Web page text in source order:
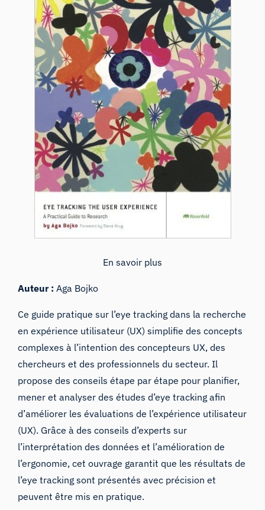
En savoir plus
Auteur :Aga Bojko
Ce guide pratique sur l’eye tracking dans la recherche
en expérience utilisateur (UX) simplifie des concepts
complexes à l’intention des concepteurs UX, des
chercheurs et des professionnels du secteur. Il
propose des conseils étape par étape pour planifier,
mener et analyser des études d’eye tracking afin
d’améliorer les évaluations de l’expérience utilisateur
(UX). Grâce à des conseils d’experts sur
l’interprétation des données et l’amélioration de
l’ergonomie, cet ouvrage garantit que les résultats de
l’eye tracking sont présentés avec précision et
peuvent être mis en pratique.